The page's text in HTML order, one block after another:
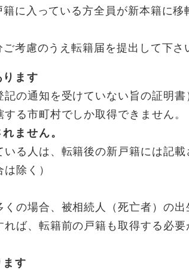
に入っている方全員が新本籍に移
考慮のうえ転籍届を提出して下さ
ます
の通知を受けていない旨の証明書
る市町村でしか取得できません。
ません。
る人は、転籍後の新戸籍には記載
除く）
の場合、被相続人（死亡者）の出
ば、転籍前の戸籍も取得する必要
す